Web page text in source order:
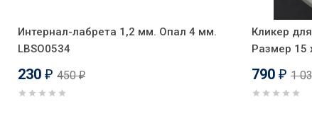
Интернал-лабрета 1,2 мм. Опал 4 мм.
LBSO0534
230 ₽ 450₽
Кликер
Размер 15
790 ₽ 1